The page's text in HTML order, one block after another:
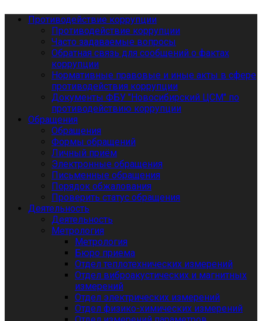
Противодействие коррупции
Противодействие коррупции
Часто задаваемые вопросы
Обратная связь для сообщений о фактах
коррупции
Нормативные правовые и иные акты в сфере
противодействия коррупции
Документы ФБУ "Новосибирский ЦСМ" по
противодействию коррупции
Обращения
Обращения
Формы обращений
Личный приём
Электронные обращения
Письменные обращения
Порядок обжалования
Проверить статус обращения
Деятельность
Деятельность
Метрология
Метрология
Бюро приема
Отдел теплотехнических измерений
Отдел виброакустических и магнитных
измерений
Отдел электрических измерений
Отдел физико-химических измерений